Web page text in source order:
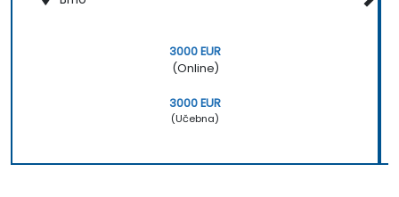
3000 EUR
(Online)
3000 EUR
(Učebna)